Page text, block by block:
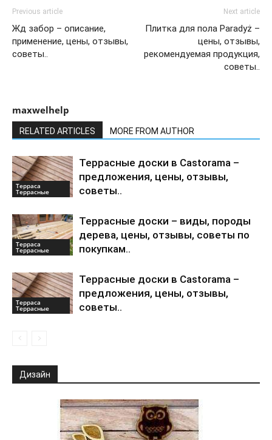
Previous article
Жд забор – описание,
применение, цены, отзывы,
советы..
Next article
Плитка для пола Paradyż –
цены, отзывы,
рекомендуемая продукция,
советы..
maxwelhelp
RELATED ARTICLES MORE FROM AUTHOR
Терраса
Террасные
Террасные доски в Castorama –
предложения, цены, отзывы,
советы..
Терраса
Террасные
Террасные доски – виды, породы
дерева, цены, отзывы, советы по
покупкам..
Терраса
Террасные
Террасные доски в Castorama –
предложения, цены, отзывы,
советы..
Дизайн